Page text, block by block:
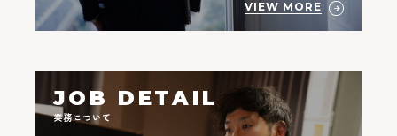
VIEW MORE
JOB DETAIL
業務について